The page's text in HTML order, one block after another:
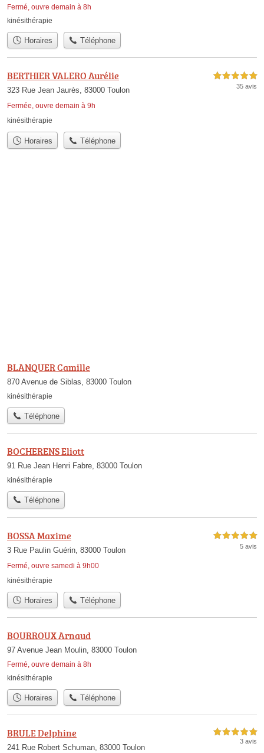
Fermé, ouvre demain à 8h
kinésithérapie
Horaires Téléphone
BERTHIER VALERO Aurélie
323 Rue Jean Jaurès, 83000 Toulon
Fermée, ouvre demain à 9h
5,0 étoiles sur 5
35 avis
kinésithérapie
Horaires Téléphone
BLANQUER Camille
870 Avenue de Siblas, 83000 Toulon
kinésithérapie
Téléphone
BOCHERENS Eliott
91 Rue Jean Henri Fabre, 83000 Toulon
kinésithérapie
Téléphone
BOSSA Maxime
3 Rue Paulin Guérin, 83000 Toulon
Fermé, ouvre samedi à 9h00
5,0 étoiles sur 5
5 avis
kinésithérapie
Horaires Téléphone
BOURROUX Arnaud
97 Avenue Jean Moulin, 83000 Toulon
Fermé, ouvre demain à 8h
kinésithérapie
Horaires Téléphone
BRULE Delphine
241 Rue Robert Schuman, 83000 Toulon
5,0 étoiles sur 5
3 avis